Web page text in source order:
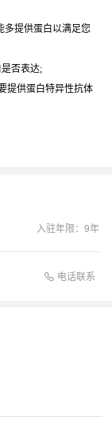
多提供蛋白以满足您
否表达;
提供蛋白特异性抗体
入驻年限： 9年
电话联系